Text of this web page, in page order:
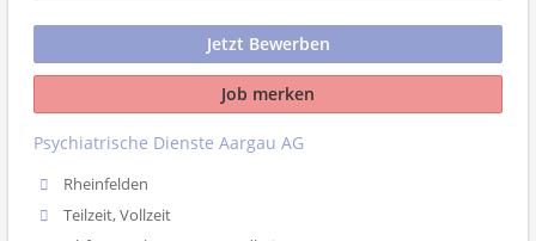
Jetzt Bewerben
Job merken
Psychiatrische Dienste Aargau AG
Rheinfelden
Teilzeit, Vollzeit